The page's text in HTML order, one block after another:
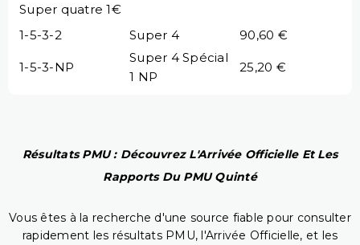
Super quatre 1€
1-5-3-2
Super 4 90,60 €
1-5-3-NP
Super 4 Spécial
1 NP
25,20 €
Résultats PMU : Découvrez L'Arrivée Officielle Et Les
Rapports Du PMU Quinté
Vous êtes à la recherche d'une source fiable pour consulter
rapidement les résultats PMU, l'Arrivée Officielle, et les